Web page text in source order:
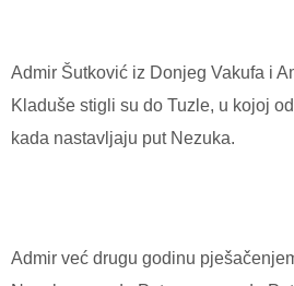
Admir Šutković iz Donjeg Vakufa i
Kladuše stigli su do Tuzle, u kojoj
kada nastavljaju put Nezuka.
Admir već drugu godinu